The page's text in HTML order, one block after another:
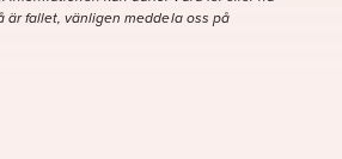
är fallet, vänligen meddela oss på